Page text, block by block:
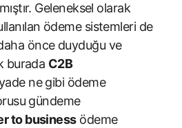
Geleneksel olarak
ödeme sistemleri de
önce duyduğu ve
burada C2B
ne gibi ödeme
gündeme
to businessödeme